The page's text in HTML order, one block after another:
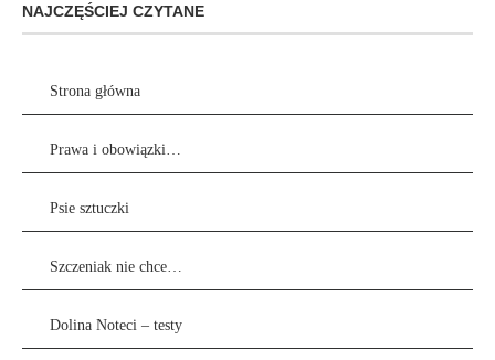
NAJCZĘŚCIEJ CZYTANE
Strona główna
Prawa i obowiązki…
Psie sztuczki
Szczeniak nie chce…
Dolina Noteci – testy